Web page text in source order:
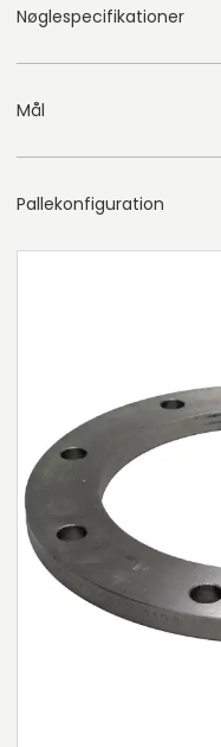
Nøglespecifikationer
Mål
Pallekonfiguration